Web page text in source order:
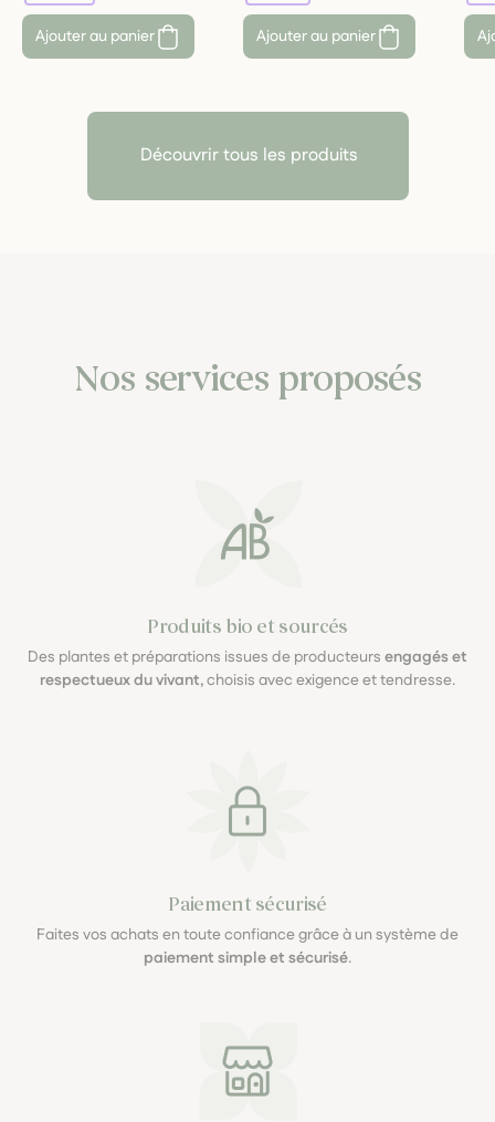
Ajouter au panier Ajouter au panier
Découvrir tous les produits
Nos services proposés
Produits bio et sourcés
Des plantes et préparations issues de producteurs engagés et
respectueux du vivant, choisis avec exigence et tendresse.
Paiement sécurisé
Faites vos achats en toute confiance grâce à un système de
paiement simple et sécurisé.